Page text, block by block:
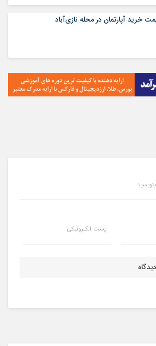
خرید آپارتمان در محله نازی‌آباد
پست الکترونیکی